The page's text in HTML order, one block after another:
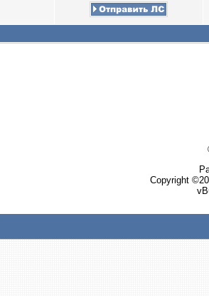
Copyright